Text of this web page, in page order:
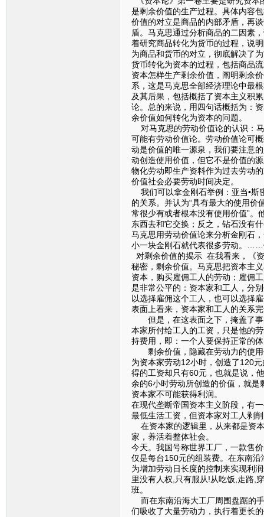
是剩余价值的生产过程。具体内容
价值的对立是商品的内部矛盾，再
盾。马克思通过分析商品的二因素
着研究商品转化为货币的过程，说
为商品和货币的对立，彻底解决了
货币转化为资本的过程，包括商品
资本怎样生产剩余价值，阐明剩余
系，这是马克思全部经济理论中最
及其后果，包括概括了资本主义积
论。总的来说，用四句话概括为：
余价值如何转化为资本的问题。
对马克思的劳动价值论的认识：
可能有劳动价值论。劳动价值论可
动是价值的唯一源泉，我们要注意
动创造使用价值，但它不是价值的
物化劳动即生产资料作为过去劳动
价值社会必要劳动时间决定。
我们可以拿金刚石举例：亚当•斯
的关系。并认为“具有最大的使用
常很少有或者根本没有使用价值”。
东西去和它交换；反之，钻石没有
马克思用劳动价值论来分析金刚石
小一块金刚石就代表很多劳动。……
对剩余价值的揭示 在我看来，《
秘密，剩余价值。马克思把资本主
资本，购买雇佣工人的劳动；雇佣
是非常公平的：资本家和工人，分
以选择雇佣这个工人，也可以选择
表面上看来，资本家和工人的关系
但是，在这表面之下，掩盖了事
本家所付给工人的工资，只是他的
持费用，即：一个人要保持正常的
剩余价值，隐藏在劳动力的使用
为资本家劳动12小时，创造了120
得的工资却只有60元，也就是说，
余的6小时劳动所创造的价值，就
资本家不可能获得利润。
在现代垄断帝国资本主义阶段，有
最低生活工资，但资本家对工人剥
在资本家的逻辑里，从来都是资
家，养活着整体社会。
今天。我国号称世界工厂，一款售
仅是每台150元的组装费。在东南
为增加劳动日长度的控制来实现利
里没有人权,只有服从!从吃饭,走路,
班。
而在东南沿海大工厂周围盘踞的
们吸收了大量劳动力，执行着更长